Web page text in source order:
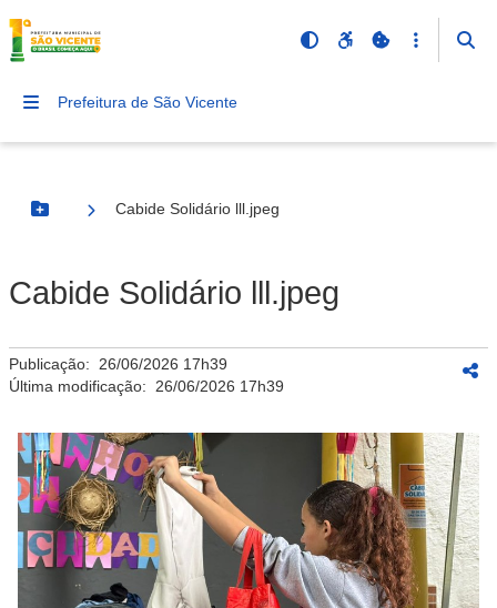
Prefeitura de São Vicente
Botão Menu
Cabide Solidário lll.jpeg
Cabide Solidário lll.jpeg
Publicação: 26/06/2026 17h39
Última modificação: 26/06/2026 17h39